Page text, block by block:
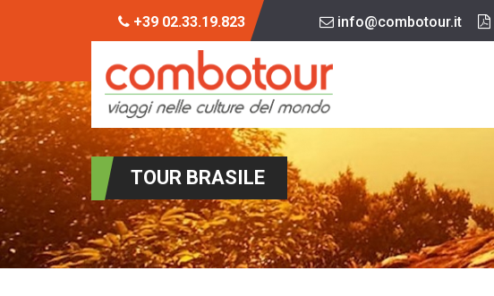
+39 02.33.19.823 info@combotour.it
TOUR BRASILE